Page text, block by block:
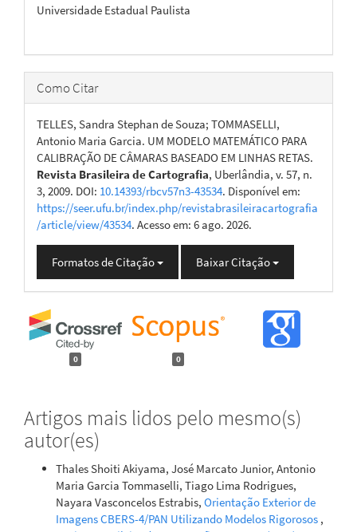
Universidade Estadual Paulista
Como Citar
TELLES, Sandra Stephan de Souza; TOMMASELLI,
Antonio Maria Garcia. UM MODELO MATEMÁTICO PARA
CALIBRAÇÃO DE CÂMARAS BASEADO EM LINHAS RETAS.
Revista Brasileira de Cartografia, Uberlândia, v. 57, n.
3, 2009. DOI: 10.14393/rbcv57n3-43534. Disponível em:
https://seer.ufu.br/index.php/revistabrasileiracartografia
/article/view/43534. Acesso em: 6 ago. 2026.
Formatos de Citação Baixar Citação
0 0
Artigos mais lidos pelo mesmo(s)
autor(es)
Thales Shoiti Akiyama, José Marcato Junior, Antonio
Maria Garcia Tommaselli, Tiago Lima Rodrigues,
Nayara Vasconcelos Estrabis, Orientação Exterior de
Imagens CBERS-4/PAN Utilizando Modelos Rigorosos ,